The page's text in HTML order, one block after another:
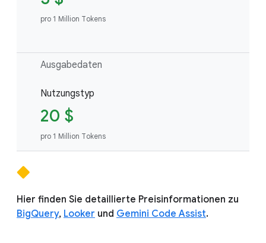
pro 1 Million Tokens
Ausgabedaten
Nutzungstyp
20 $
pro 1 Million Tokens
Hier finden Sie detaillierte Preisinformationen zu
BigQuery, Looker und Gemini Code Assist.